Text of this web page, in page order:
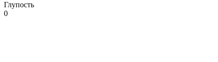
Глупость
0